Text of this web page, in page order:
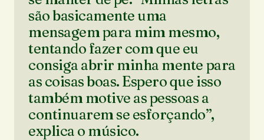
são basicamente uma
mensagem para mim mesmo,
tentando fazer com que eu
consiga abrir minha mente para
as coisas boas. Espero que isso
também motive as pessoas a
continuarem se esforçando”,
explica o músico.